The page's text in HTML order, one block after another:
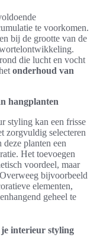
te voorkomen.
bij de grootte van de
die lucht en vocht
onderhoud van
hangplanten
styling kan een frisse
zorgvuldig selecteren
planten een
Het toevoegen
voordeel, maar
bijvoorbeeld
elementen,
geheel te
interieur styling